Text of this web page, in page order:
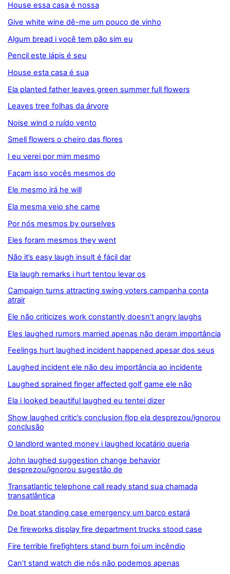
House essa casa é nossa
Give white wine dê-me um pouco de vinho
Algum bread i você tem pão sim eu
Pencil este lápis é seu
House esta casa é sua
Ela planted father leaves green summer full flowers
Leaves tree folhas da árvore
Noise wind o ruído vento
Smell flowers o cheiro das flores
I eu verei por mim mesmo
Façam isso vocês mesmos do
Ele mesmo irá he will
Ela mesma veio she came
Por nós mesmos by ourselves
Eles foram mesmos they went
Não it’s easy laugh insult é fácil dar
Ela laugh remarks i hurt tentou levar os
Campaign turns attracting swing voters campanha conta
atrair
Ele não criticizes work constantly doesn’t angry laughs
Eles laughed rumors married apenas não deram importância
Feelings hurt laughed incident happened apesar dos seus
Laughed incident ele não deu importância ao incidente
Laughed sprained finger affected golf game ele não
Ela i looked beautiful laughed eu tentei dizer
Show laughed critic’s conclusion flop ela desprezou/ignorou
conclusão
O landlord wanted money i laughed locatário queria
John laughed suggestion change behavior
desprezou/ignorou sugestão de
Transatlantic telephone call ready stand sua chamada
transatlântica
De boat standing case emergency um barco estará
De fireworks display fire department trucks stood case
Fire terrible firefighters stand burn foi um incêndio
Can’t stand watch die nós não podemos apenas